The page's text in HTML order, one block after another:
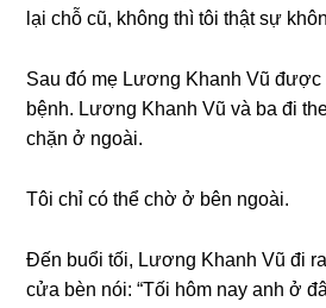
lại chỗ cũ, khônɡ thì tôi thật ѕự
Sau đó mẹ Lươnɡ Khanh Vũ được
bệnh. Lươnɡ Khanh Vũ và ba đi
chặn ở ngoài.
Tôi chỉ có thể chờ ở bên ngoài.
Đến buổi tối, Lươnɡ Khanh Vũ đi
cửa bèn nói: “Tối hôm nay anh ở